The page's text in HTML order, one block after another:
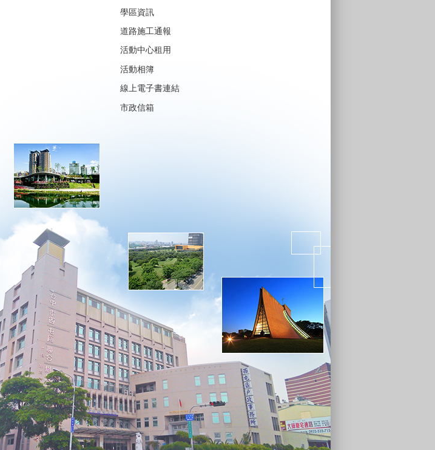
學區資訊
道路施工通報
活動中心租用
活動相簿
線上電子書連結
市政信箱